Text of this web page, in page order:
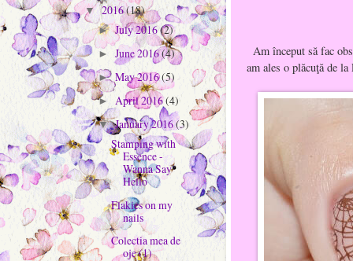
Am început să fac
am ales o plăcuţă de
▼ 2016(18)
►July 2016(2)
► June 2016(4)
► May 2016(5)
► April 2016(4)
▼ January 2016(3)
Stamping with
Essence -
Wanna Say
Hello
Flakies on my
nails
Colectia mea de
oje (1)